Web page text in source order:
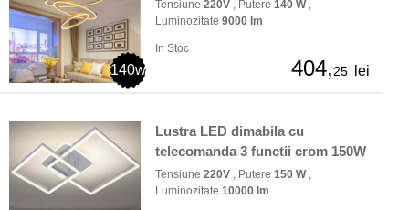
140w
Tensiune 220V , Putere 140 W,
Luminozitate 9000 lm
In Stoc
404,25 lei
Lustra LED dimabila cu
telecomanda 3 functii crom 150W
Tensiune 220V , Putere 150 W,
Luminozitate 10000 lm